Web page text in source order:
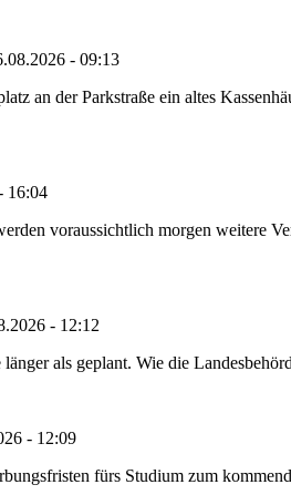
- 09:13
an der Parkstraße ein altes
16:04
voraussichtlich morgen weitere
- 12:12
als geplant. Wie die
- 12:09
fürs Studium zum